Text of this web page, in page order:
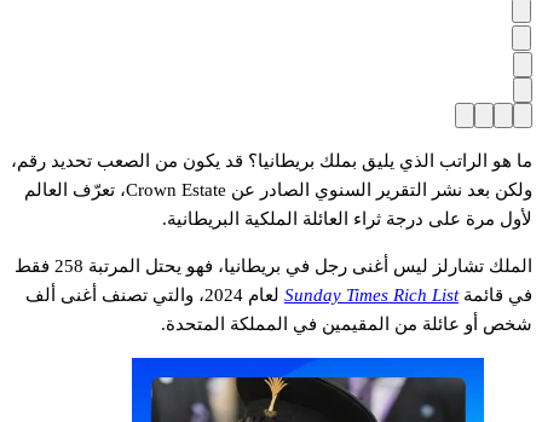
ما هو الراتب الذي يليق بملك بريطانيا؟ قد يكون من الصعب تحديد رقم،
ولكن بعد نشر التقرير السنوي الصادر عن Crown Estate، تعرّف العالم
لأول مرة على درجة ثراء العائلة الملكية البريطانية.
الملك تشارلز ليس أغنى رجل في بريطانيا، فهو يحتل المرتبة 258 فقط
في قائمةSunday Times Rich List
لعام 2024، والتي تصنف أغنى ألف
شخص أو عائلة من المقيمين في المملكة المتحدة.